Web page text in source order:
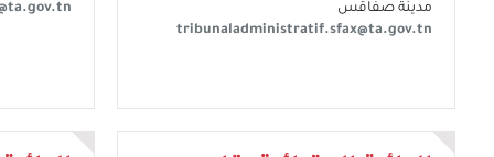
مدينة صفاقس
tribunaladministratif.sfax@ta.gov.tn